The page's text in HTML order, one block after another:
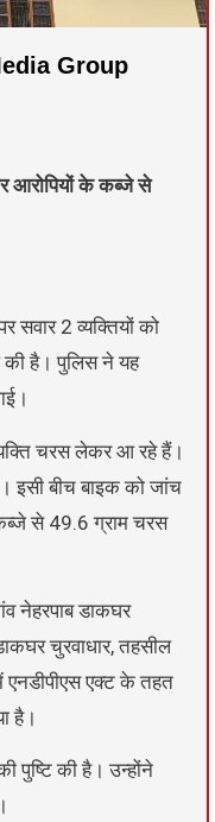
Group
आरोपियों के कब्जे से
सवार 2 व्यक्तियों को
है। पुलिस ने यह
चरस लेकर आ रहे हैं।
इसी बीच बाइक को जांच
से 49.6 ग्राम चरस
नेहरपाब डाकघर
चुरवाधार, तहसील
एक्ट के तहत
है।
पुष्टि की है। उन्होंने